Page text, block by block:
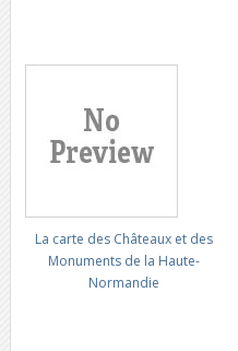
La carte des Châteaux et des
Monuments de la Haute-
Normandie